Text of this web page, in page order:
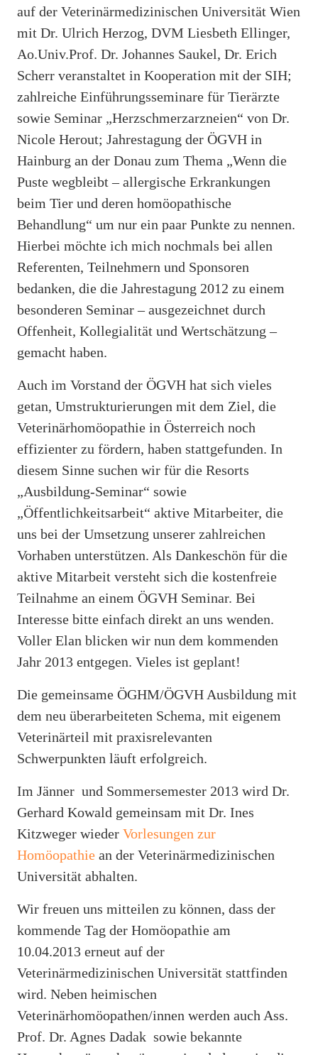
auf der Veterinärmedizinischen Universität Wien
mit Dr. Ulrich Herzog, DVM Liesbeth Ellinger,
Ao.Univ.Prof. Dr. Johannes Saukel, Dr. Erich
Scherr veranstaltet in Kooperation mit der SIH;
zahlreiche Einführungsseminare für Tierärzte
sowie Seminar „Herzschmerzarzneien“ von Dr.
Nicole Herout; Jahrestagung der ÖGVH in
Hainburg an der Donau zum Thema „Wenn die
Puste wegbleibt – allergische Erkrankungen
beim Tier und deren homöopathische
Behandlung“ um nur ein paar Punkte zu nennen.
Hierbei möchte ich mich nochmals bei allen
Referenten, Teilnehmern und Sponsoren
bedanken, die die Jahrestagung 2012 zu einem
besonderen Seminar – ausgezeichnet durch
Offenheit, Kollegialität und Wertschätzung –
gemacht haben.
Auch im Vorstand der ÖGVH hat sich vieles
getan, Umstrukturierungen mit dem Ziel, die
Veterinärhomöopathie in Österreich noch
effizienter zu fördern, haben stattgefunden. In
diesem Sinne suchen wir für die Resorts
„Ausbildung-Seminar“ sowie
„Öffentlichkeitsarbeit“ aktive Mitarbeiter, die
uns bei der Umsetzung unserer zahlreichen
Vorhaben unterstützen. Als Dankeschön für die
aktive Mitarbeit versteht sich die kostenfreie
Teilnahme an einem ÖGVH Seminar. Bei
Interesse bitte einfach direkt an uns wenden.
Voller Elan blicken wir nun dem kommenden
Jahr 2013 entgegen. Vieles ist geplant!
Die gemeinsame ÖGHM/ÖGVH Ausbildung mit
dem neu überarbeiteten Schema, mit eigenem
Veterinärteil mit praxisrelevanten
Schwerpunkten läuft erfolgreich.
Im Jänner und Sommersemester 2013 wird Dr.
Gerhard Kowald gemeinsam mit Dr. Ines
Kitzweger wieder Vorlesungen zur
Homöopathie an der Veterinärmedizinischen
Universität abhalten.
Wir freuen uns mitteilen zu können, dass der
kommende Tag der Homöopathie am
10.04.2013 erneut auf der
Veterinärmedizinischen Universität stattfinden
wird. Neben heimischen
Veterinärhomöopathen/innen werden auch Ass.
Prof. Dr. Agnes Dadak sowie bekannte